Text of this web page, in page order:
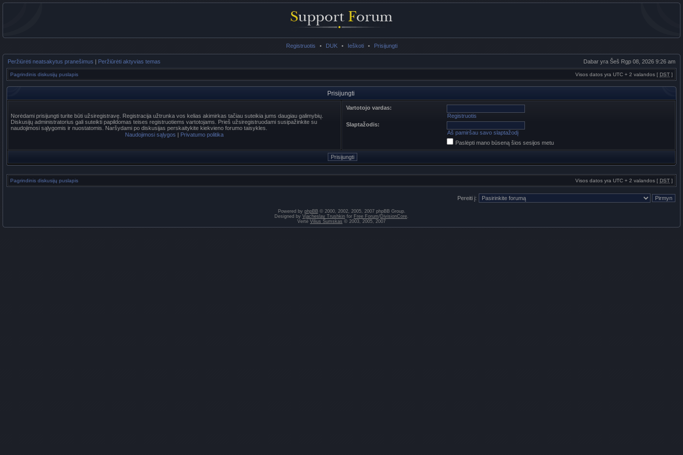
Registruotis • DUK • Ieškoti • Prisijungti
Peržiūrėti neatsakytus pranešimus | Peržiūrėti aktyvias temas Dabar yra Šeš Rgp 08, 2026 9:26 am
Pagrindinis diskusijų puslapis Visos datos yra UTC + 2 valandos [ DST ]
Prisijungti
Norėdami prisijungti turite būti užsiregistravę. Registracija užtrunka vos kelias akimirkas tačiau suteikia jums daugiau galimybių.
Diskusijų administratorius gali suteikti papildomas teises registruotiems vartotojams. Prieš užsiregistruodami susipažinkite su
naudojimosi sąlygomis ir nuostatomis. Naršydami po diskusijas perskaitykite kiekvieno forumo taisykles.
Naudojimosi sąlygos | Privatumo politika
Vartotojo vardas:
Registruotis
Slaptažodis:
Aš pamiršau savo slaptažodį
Paslėpti mano būseną šios sesijos metu
Pagrindinis diskusijų puslapis Visos datos yra UTC + 2 valandos [ DST ]
Pereiti į:
Powered by phpBB© 2000, 2002, 2005, 2007 phpBB Group.
Designed by Vjacheslav Trushkin for Free Forum/DivisionCore.
Vertė Vilius Šumskas © 2003, 2005, 2007